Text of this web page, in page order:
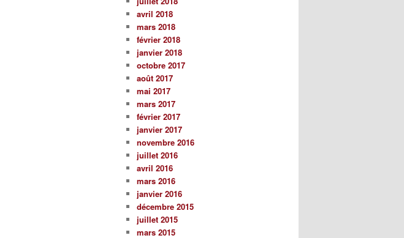
avril 2018
mars 2018
février 2018
janvier 2018
octobre 2017
août 2017
mai 2017
mars 2017
février 2017
janvier 2017
novembre 2016
juillet 2016
avril 2016
mars 2016
janvier 2016
décembre 2015
juillet 2015
mars 2015